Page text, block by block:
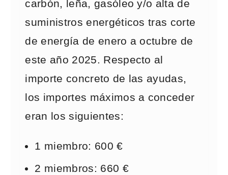
carbón, leña, gasóleo y/o alta de
suministros energéticos tras corte
de energía de enero a octubre de
este año 2025. Respecto al
importe concreto de las ayudas,
los importes máximos a conceder
eran los siguientes:
1 miembro: 600 €
2 miembros: 660 €